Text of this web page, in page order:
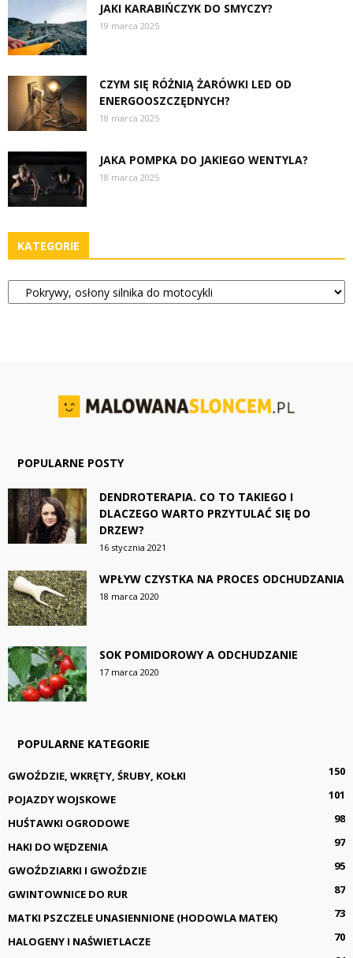
JAKI KARABIŃCZYK DO SMYCZY?
19 marca 2025
CZYM SIĘ RÓŻNIĄ ŻARÓWKI LED OD
ENERGOOSZCZĘDNYCH?
18 marca 2025
JAKA POMPKA DO JAKIEGO WENTYLA?
18 marca 2025
KATEGORIE
Kategorie
POPULARNE POSTY
DENDROTERAPIA. CO TO TAKIEGO I
DLACZEGO WARTO PRZYTULAĆ SIĘ DO
DRZEW?
16 stycznia 2021
WPŁYW CZYSTKA NA PROCES ODCHUDZANIA
18 marca 2020
SOK POMIDOROWY A ODCHUDZANIE
17 marca 2020
POPULARNE KATEGORIE
GWOŹDZIE, WKRĘTY, ŚRUBY, KOŁKI
150
POJAZDY WOJSKOWE
101
HUŚTAWKI OGRODOWE
98
HAKI DO WĘDZENIA
97
GWOŹDZIARKI I GWOŹDZIE
95
GWINTOWNICE DO RUR
87
MATKI PSZCZELE UNASIENNIONE (HODOWLA MATEK)
73
HALOGENY I NAŚWIETLACZE
70